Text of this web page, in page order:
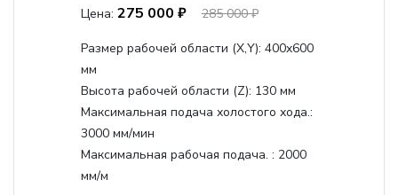
Цена: 275 000 ₽ 285 000 ₽
Размер рабочей области (Х,Y): 400x600
мм
Высота рабочей области (Z): 130 мм
Максимальная подача холостого хода.:
3000 мм/мин
Максимальная рабочая подача. : 2000
мм/м